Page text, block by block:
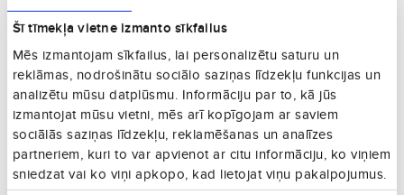
Šī tīmekļa vietne izmanto sīkfailus
Mēs izmantojam sīkfailus, lai personalizētu saturu un
reklāmas, nodrošinātu sociālo saziņas līdzekļu funkcijas un
analizētu mūsu datplūsmu. Informāciju par to, kā jūs
izmantojat mūsu vietni, mēs arī kopīgojam ar saviem
sociālās saziņas līdzekļu, reklamēšanas un analīzes
partneriem, kuri to var apvienot ar citu informāciju, ko viņiem
sniedzat vai ko viņi apkopo, kad lietojat viņu pakalpojumus.
Что посмотреть?Амстердам — край каналов, в котором
находится более 600 мостов, самый известный из которых -
Magere Brug. Исследовать местные достопримечательности
можно с помощью тура по реке. Вдобавок стоит взгляныть на
неоготический Центральный вокзал, исторический центр
города, монумент Свободы, музей Мадам Тюссо и музей Ван
Гога, Новую церковь, воздвигнутую в 1408 году, главную улицу –
Damrakи главную площадь –Dam, на которой расположен
Королевский дворец.